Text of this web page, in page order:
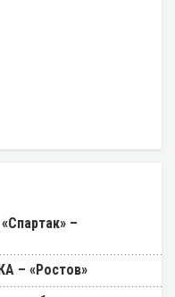
–
– «Ростов»